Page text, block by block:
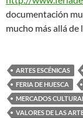
documentación
mucho más allá de
ARTES ESCÉNICAS
FERIA DE HUESCA
MERCADOS
VALORES DE LAS